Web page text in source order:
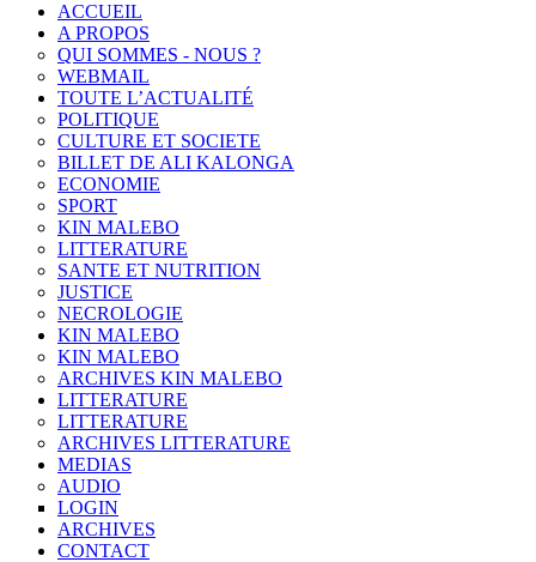
ACCUEIL
A PROPOS
QUI SOMMES - NOUS ?
WEBMAIL
TOUTE L’ACTUALITÉ
POLITIQUE
CULTURE ET SOCIETE
BILLET DE ALI KALONGA
ECONOMIE
SPORT
KIN MALEBO
LITTERATURE
SANTE ET NUTRITION
JUSTICE
NECROLOGIE
KIN MALEBO
KIN MALEBO
ARCHIVES KIN MALEBO
LITTERATURE
LITTERATURE
ARCHIVES LITTERATURE
MEDIAS
AUDIO
LOGIN
ARCHIVES
CONTACT